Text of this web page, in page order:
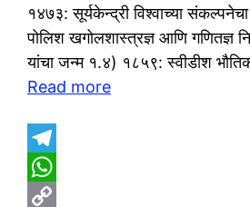
१४७३: सूर्यकेन्द्री विश्वाच्या संकल्पनेचा
पोलिश खगोलशास्त्रज्ञ आणि गणितज्ञ
यांचा जन्म १.४) १८५९: स्वीडीश
Read more
T
e
W